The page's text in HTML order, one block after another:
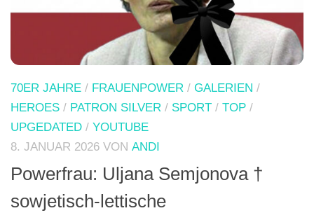
70ER JAHRE / FRAUENPOWER / GALERIEN /
HEROES / PATRON SILVER / SPORT / TOP /
UPGEDATED / YOUTUBE
8. JANUAR 2026 VON ANDI
Powerfrau: Uljana Semjonova †
sowjetisch-lettische